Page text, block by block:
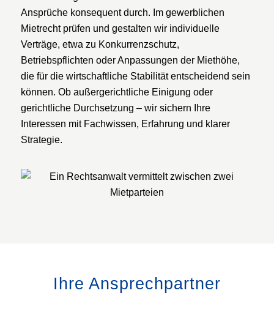
Ansprüche konsequent durch. Im gewerblichen
Mietrecht prüfen und gestalten wir individuelle
Verträge, etwa zu Konkurrenzschutz,
Betriebspflichten oder Anpassungen der Miethöhe,
die für die wirtschaftliche Stabilität entscheidend sein
können. Ob außergerichtliche Einigung oder
gerichtliche Durchsetzung – wir sichern Ihre
Interessen mit Fachwissen, Erfahrung und klarer
Strategie.
Ihre Ansprechpartner